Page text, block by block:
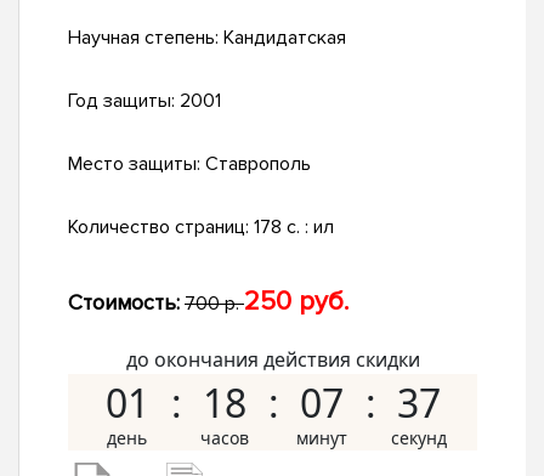
Научная степень: Кандидатская
Год защиты: 2001
Место защиты: Ставрополь
Количество страниц: 178 с. : ил
Стоимость: 700 р.250 руб.
до окончания действия скидки
01 18 07 36